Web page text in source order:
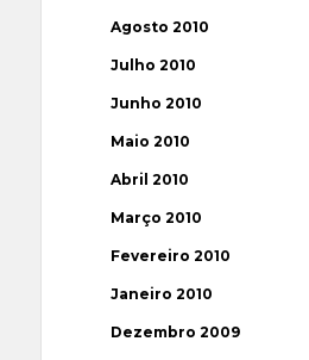
Agosto 2010
Julho 2010
Junho 2010
Maio 2010
Abril 2010
Março 2010
Fevereiro 2010
Janeiro 2010
Dezembro 2009